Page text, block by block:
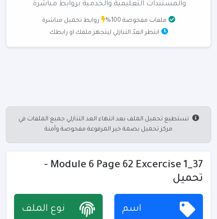
والمستندات التعليمية والخدمية بروابط مباشرة.
ملفات مفحوصة 100%
روابط تحميل مباشرة
انتظر العدّ التنازلي ليتجهز ملفك او رابطك
تستطيع تحميل الملف بعد انتهاء العد التنازلي جميع الملفات في
مركز تحميل بصمة خير المرفوعة مفحوصة وآمنة
37_Module 6 Page 62 Excercise 1 -
تحميل
اسم
نوع الملف